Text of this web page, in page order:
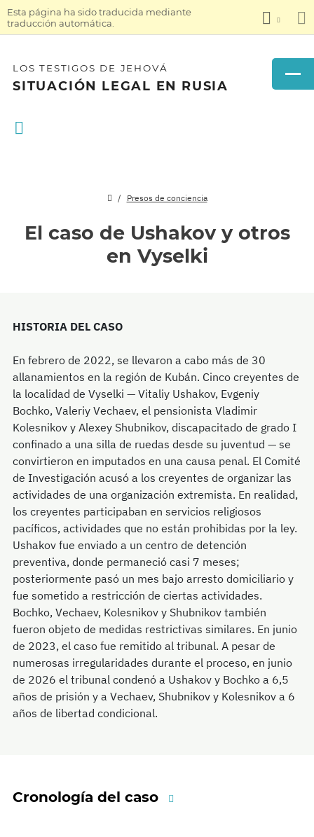
Esta página ha sido traducida mediante
traducción automática.
LOS TESTIGOS DE JEHOVÁ
SITUACIÓN LEGAL EN RUSIA
Presos de conciencia
El caso de Ushakov y otros
en Vyselki
HISTORIA DEL CASO
En febrero de 2022, se llevaron a cabo más de 30
allanamientos en la región de Kubán. Cinco creyentes de
la localidad de Vyselki — Vitaliy Ushakov, Evgeniy
Bochko, Valeriy Vechaev, el pensionista Vladimir
Kolesnikov y Alexey Shubnikov, discapacitado de grado I
confinado a una silla de ruedas desde su juventud — se
convirtieron en imputados en una causa penal. El Comité
de Investigación acusó a los creyentes de organizar las
actividades de una organización extremista. En realidad,
los creyentes participaban en servicios religiosos
pacíficos, actividades que no están prohibidas por la ley.
Ushakov fue enviado a un centro de detención
preventiva, donde permaneció casi 7 meses;
posteriormente pasó un mes bajo arresto domiciliario y
fue sometido a restricción de ciertas actividades.
Bochko, Vechaev, Kolesnikov y Shubnikov también
fueron objeto de medidas restrictivas similares. En junio
de 2023, el caso fue remitido al tribunal. A pesar de
numerosas irregularidades durante el proceso, en junio
de 2026 el tribunal condenó a Ushakov y Bochko a 6,5
años de prisión y a Vechaev, Shubnikov y Kolesnikov a 6
años de libertad condicional.
Cronología del caso